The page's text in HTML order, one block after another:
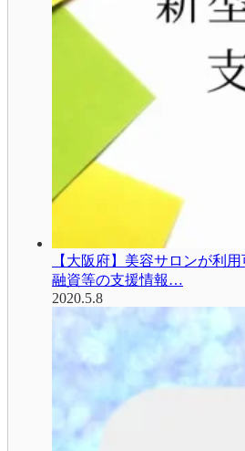
【大阪府】美容サロンが利
融資等の支援情報…
2020.5.8